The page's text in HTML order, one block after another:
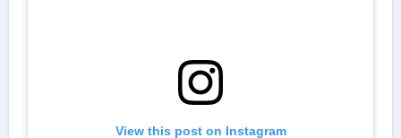
View this post on Instagram